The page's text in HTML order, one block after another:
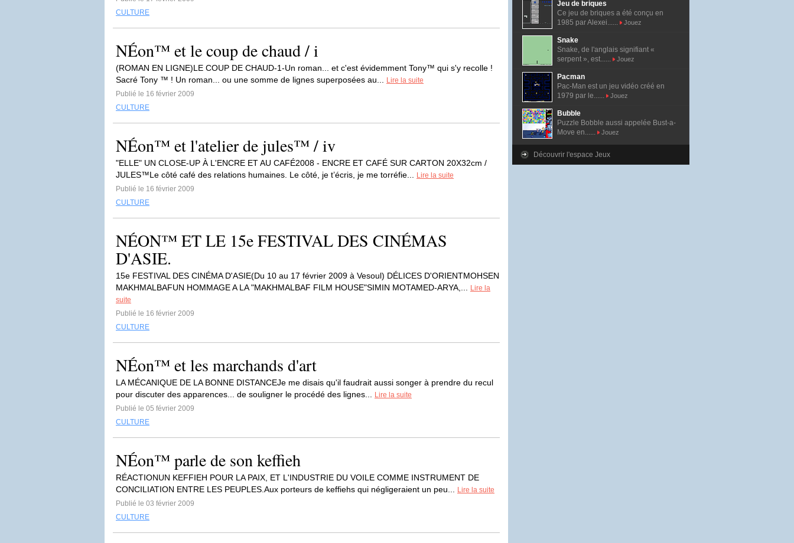
CULTURE
NÉon™ et le coup de chaud / i
(ROMAN EN LIGNE)LE COUP DE CHAUD-1-Un roman... et c'est évidemment Tony™ qui s'y recolle !
Sacré Tony ™ ! Un roman... ou une somme de lignes superposées au...
Lire la suite
Publié le 16 février 2009
CULTURE
NÉon™ et l'atelier de jules™ / iv
"ELLE" UN CLOSE-UP À L'ENCRE ET AU CAFÉ2008 - ENCRE ET CAFÉ SUR CARTON 20X32cm /
JULES™Le côté café des relations humaines. Le côté, je t’écris, je me torréfie...
Lire la suite
Publié le 16 février 2009
CULTURE
NÉON™ ET LE 15e FESTIVAL DES CINÉMAS
D'ASIE.
15e FESTIVAL DES CINÉMA D'ASIE(Du 10 au 17 février 2009 à Vesoul) DÉLICES D'ORIENTMOHSEN
MAKHMALBAFUN HOMMAGE A LA "MAKHMALBAF FILM HOUSE"SIMIN MOTAMED-ARYA,...
Lire la
suite
Publié le 16 février 2009
CULTURE
NÉon™ et les marchands d'art
LA MÉCANIQUE DE LA BONNE DISTANCEJe me disais qu'il faudrait aussi songer à prendre du recul
pour discuter des apparences... de souligner le procédé des lignes...
Lire la suite
Publié le 05 février 2009
CULTURE
NÉon™ parle de son keffieh
RÉACTIONUN KEFFIEH POUR LA PAIX, ET L'INDUSTRIE DU VOILE COMME INSTRUMENT DE
CONCILIATION ENTRE LES PEUPLES.Aux porteurs de keffiehs qui négligeraient un peu...
Lire la suite
Publié le 03 février 2009
CULTURE
Jeu de briques
Ce jeu de briques a été conçu en
1985 par Alexei......
Jouez
Snake
Snake, de l'anglais signifiant «
serpent », est......
Jouez
Pacman
Pac-Man est un jeu vidéo créé en
1979 par le......
Jouez
Bubble
Puzzle Bobble aussi appelée Bust-a-
Move en......
Jouez
Découvrir l'espace Jeux